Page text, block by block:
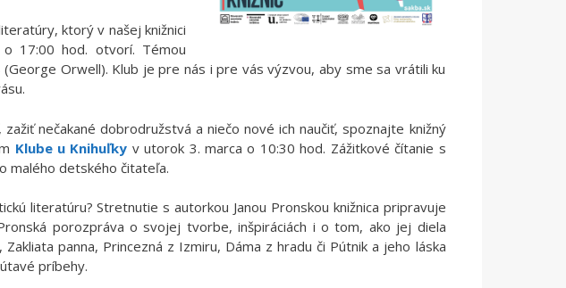
ktorý v našej knižnici
o 17:00 hod. otvorí. Témou
(George Orwell). Klub je pre nás i pre vás výzvou, aby sme sa vrátili ku
nečakané dobrodružstvá a niečo nové ich naučiť, spoznajte knižný
Klube u Knihuľky v utorok 3. marca o 10:30 hod. Zážitkové čítanie s
malého detského čitateľa.
literatúru? Stretnutie s autorkou Janou Pronskou knižnica pripravuje
porozpráva o svojej tvorbe, inšpiráciách i o tom, ako jej diela
Zakliata panna, Princezná z Izmiru, Dáma z hradu či Pútnik a jeho láska
príbehy.